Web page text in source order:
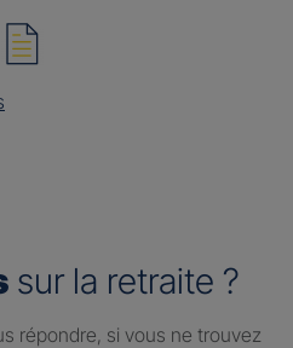
sur la retraite ?
répondre, si vous ne trouvez